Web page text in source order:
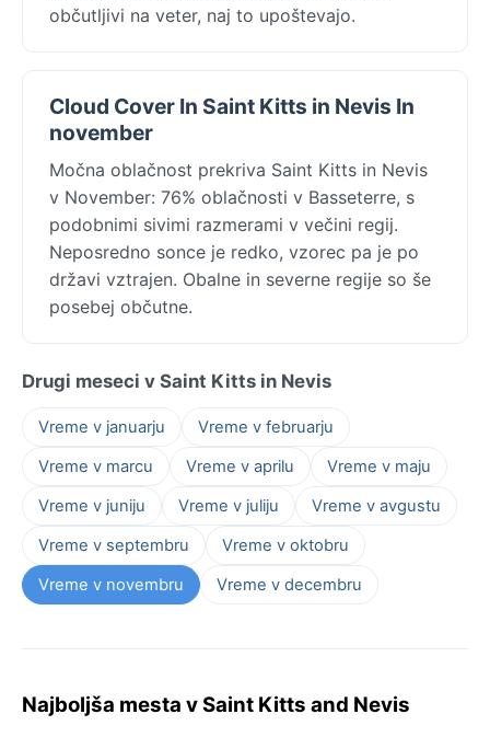
občutljivi na veter, naj to upoštevajo.
Cloud Cover In Saint Kitts in Nevis In
november
Močna oblačnost prekriva Saint Kitts in Nevis
v November: 76% oblačnosti v Basseterre, s
podobnimi sivimi razmerami v večini regij.
Neposredno sonce je redko, vzorec pa je po
državi vztrajen. Obalne in severne regije so še
posebej občutne.
Drugi meseci v Saint Kitts in Nevis
Vreme v januarju
Vreme v februarju
Vreme v marcu
Vreme v aprilu
Vreme v maju
Vreme v juniju
Vreme v juliju
Vreme v avgustu
Vreme v septembru
Vreme v oktobru
Vreme v novembru
Vreme v decembru
Najboljša mesta v Saint Kitts and Nevis